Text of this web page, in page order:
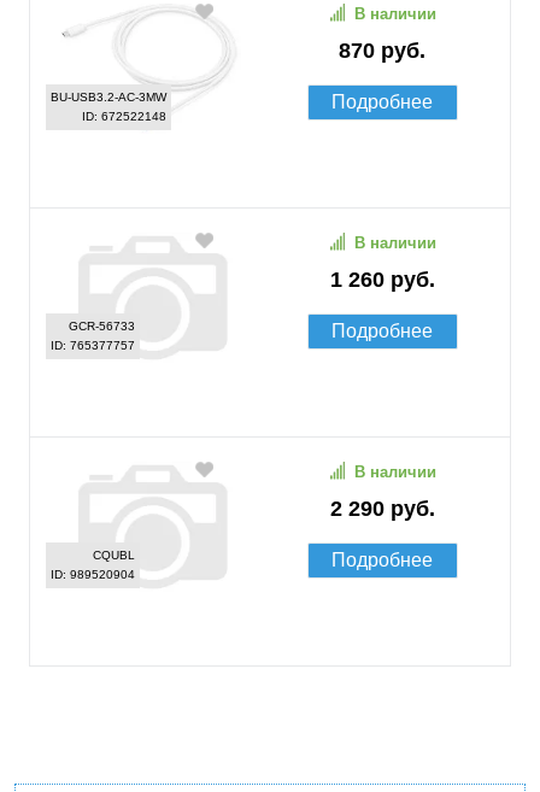
BU-USB3.2-AC-3MW
ID: 672522148
870 руб.
В наличии
Подробнее
GCR-56733
ID: 765377757
1 260 руб.
В наличии
Подробнее
CQUBL
ID: 989520904
2 290 руб.
В наличии
Подробнее